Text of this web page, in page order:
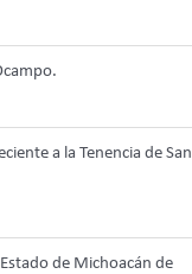
a la Tenencia de San
de Michoacán de